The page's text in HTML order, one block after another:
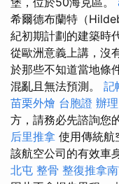
希爾德布蘭特（
紀初期計劃的建築時
從歐洲意義上講，沒
於那些不知道當地條
混亂且無法預測。 記
苗栗外燴 台胞證 辦理
方，請務必先諮詢您
后里推拿 使用傳統航
該航空公司的有效車
北屯 整骨 整復推拿